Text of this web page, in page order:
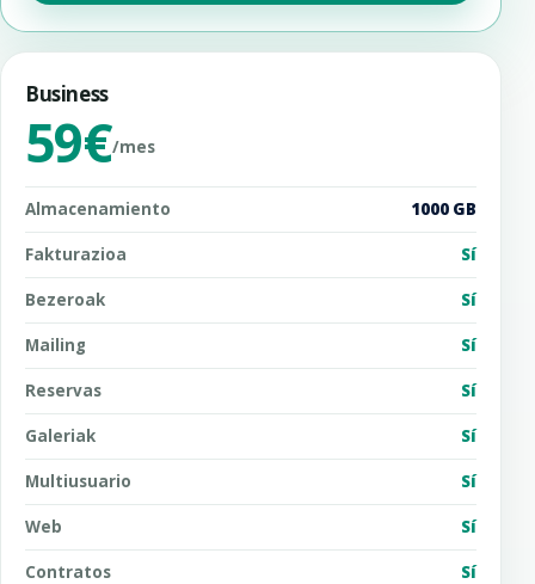
Business
59€/mes
Almacenamiento 1000 GB
Fakturazioa Sí
Bezeroak Sí
Mailing Sí
Reservas Sí
Galeriak Sí
Multiusuario Sí
Web Sí
Contratos Sí